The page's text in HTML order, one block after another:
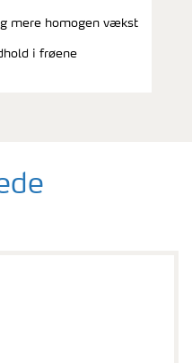
mere homogen vækst
i frøene